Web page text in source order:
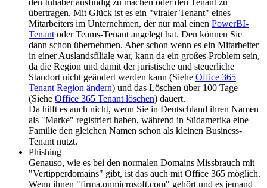
den Inhaber ausfindig zu machen oder den Tenant zu
übertragen. Mit Glück ist es ein "viraler Tenant" eines
Mitarbeiters im Unternehmen, der nur mal einen PowerBI-
Tenant oder Teams-Tenant angelegt hat. Den können Sie
dann schon übernehmen. Aber schon wenn es ein Mitarbeiter
in einer Auslandsfiliale war, kann da ein großes Problem sein,
da die Region und damit der juristische und steuerliche
Standort nicht geändert werden kann (Siehe Office 365
Tenant Region ändern) und das Löschen über 100 Tage
(Siehe Office 365 Tenant löschen) dauert.
Da hilft es auch nicht, wenn Sie in Deutschland ihren Namen
als "Marke" registriert haben, während in Südamerika eine
Familie den gleichen Namen schon als kleinen Business-
Tenant nutzt.
Phishing
Genauso, wie es bei den normalen Domains Missbrauch mit
"Vertipperdomains" gibt, ist das auch mit Office 365 möglich.
Wenn ihnen "firma.onmicrosoft.com" gehört und es jemand